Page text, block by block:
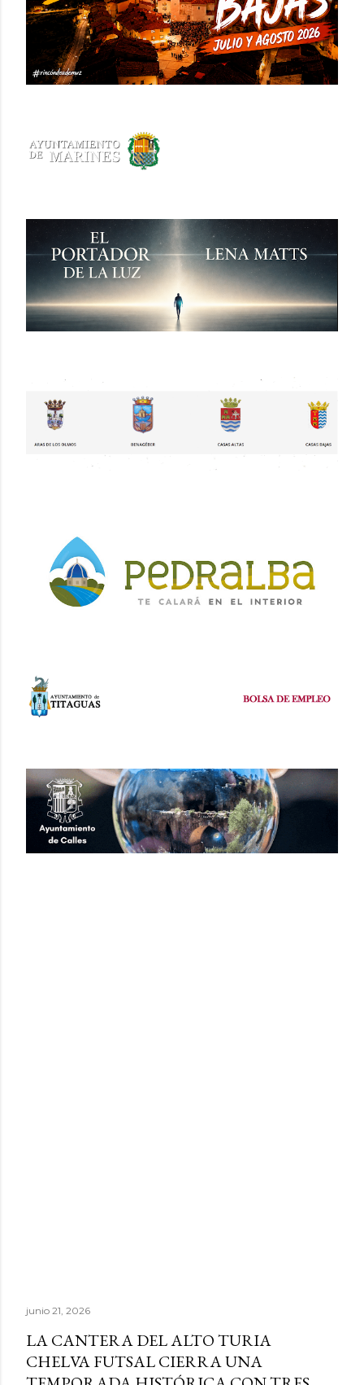
junio 21, 2026
LA CANTERA DEL ALTO TURIA
CHELVA FUTSAL CIERRA UNA